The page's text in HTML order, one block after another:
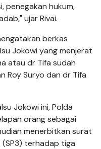
penegakan hukum,
ujar Rivai.
berkas
Jokowi yang menjerat
atau dr Tifa sudah
Roy Suryo dan dr Tifa
Jokowi ini, Polda
orang sebagai
menerbitkan surat
terhadap tiga